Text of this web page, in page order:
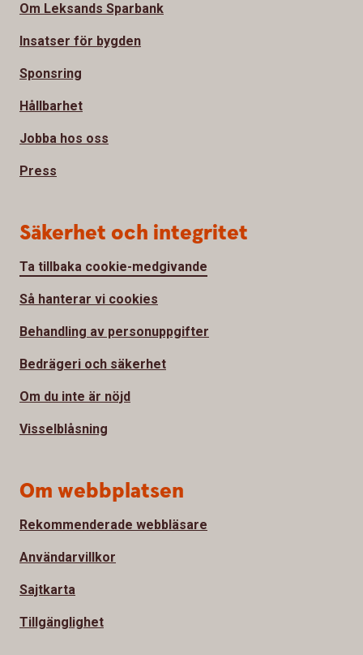
Om Leksands Sparbank
Insatser för bygden
Sponsring
Hållbarhet
Jobba hos oss
Press
Säkerhet och integritet
Ta tillbaka cookie-medgivande
Så hanterar vi cookies
Behandling av personuppgifter
Bedrägeri och säkerhet
Om du inte är nöjd
Visselblåsning
Om webbplatsen
Rekommenderade webbläsare
Användarvillkor
Sajtkarta
Tillgänglighet